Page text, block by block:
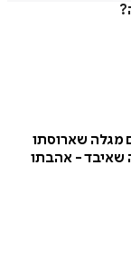
מגלה שארוסתו
שאיבד - אהבתו